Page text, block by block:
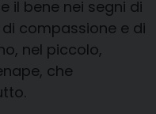
il bene nei segni di
compassione e di
nel piccolo,
che